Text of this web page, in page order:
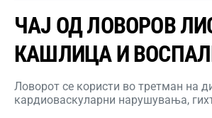
ЧАЈ ОД ЛОВОРОВ
КАШЛИЦА И
Ловорот се користи во третман на
кардиоваскуларни нарушувања,